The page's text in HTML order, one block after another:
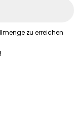
zu erreichen